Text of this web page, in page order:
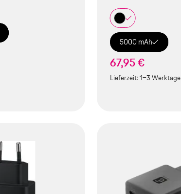
5000 mAh
67,95 €
Lieferzeit:1-3 Werktage